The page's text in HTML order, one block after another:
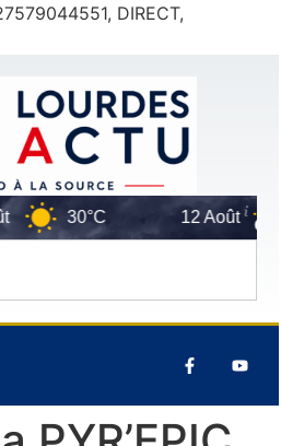
DIRECT,
30°C 12 Août